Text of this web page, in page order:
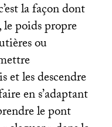
la façon dont
le poids propre
ou
et les descendre
en s’adaptant
le pont